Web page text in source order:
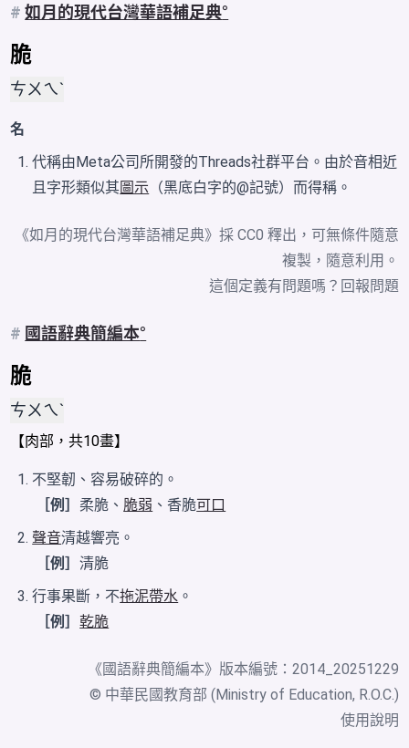
# 如月的現代台灣華語補足典
脆
ㄘㄨㄟˋ
名
代稱由Meta公司所開發的Threads社群平台。由於音相近
且字形類似其圖示 （黑底白字的@記號）而得稱。
《如月的現代台灣華語補足典》採 CC0 釋出，可無條件隨意
複製，隨意利用。
這個定義有問題嗎？ 回報問題
# 國語辭典簡編本
脆
ㄘㄨㄟˋ
【肉部，共10畫】
不堅韌、容易破碎的。
［例］ 柔脆、 脆弱 、香脆可口
聲音清越響亮。
［例］清脆
行事果斷，不拖泥帶水 。
［例］乾脆
《國語辭典簡編本》版本編號：2014_20251229
© 中華民國教育部 (Ministry of Education, R.O.C.)
使用說明